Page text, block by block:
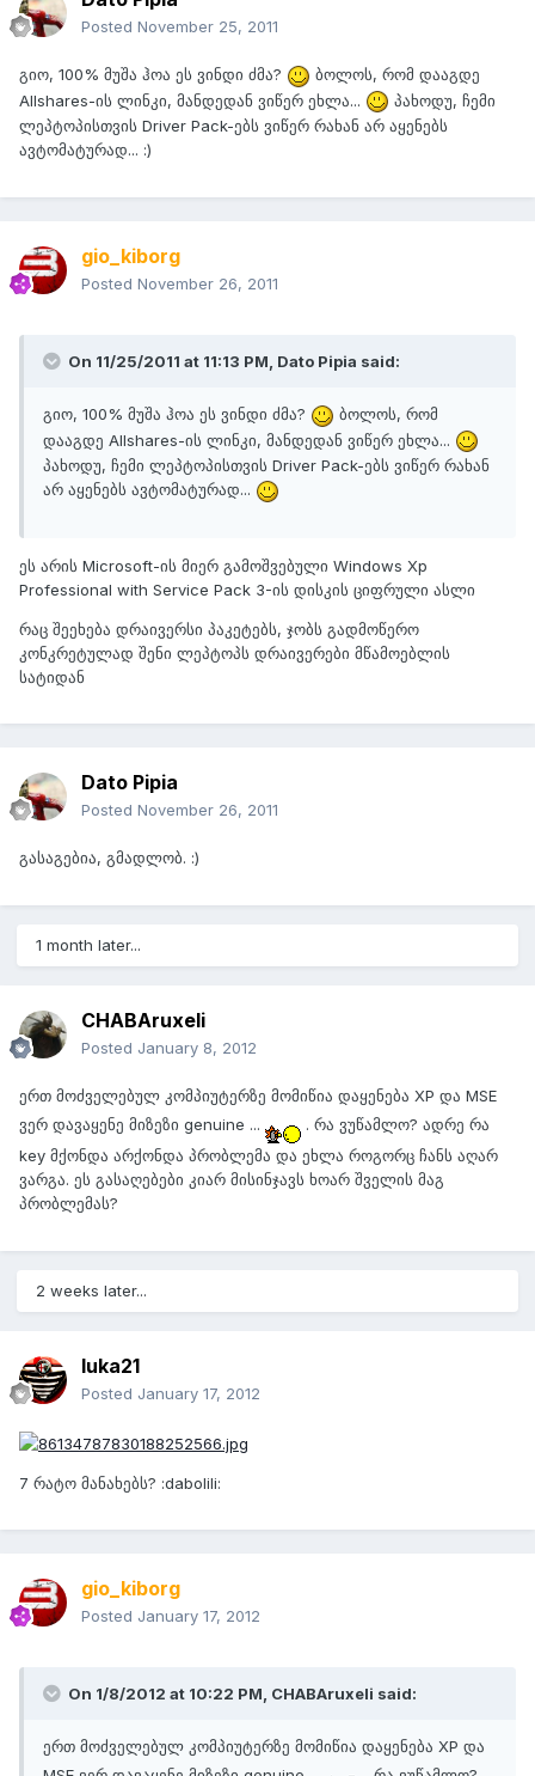
Posted November 25, 2011
გიო, 100% მუშა ჰოა ეს ვინდი ძმა?
ბოლოს, რომ დააგდე
Allshares-ის ლინკი, მანდედან ვიწერ ეხლა...
პახოდუ, ჩემი
ლეპტოპისთვის Driver Pack-ებს ვიწერ რახან არ აყენებს
ავტომატურად... :)
gio_kiborg
Posted November 26, 2011
On 11/25/2011 at 11:13 PM, Dato Pipia said:
გიო, 100% მუშა ჰოა ეს ვინდი ძმა?
ბოლოს, რომ
დააგდე Allshares-ის ლინკი, მანდედან ვიწერ ეხლა...
პახოდუ, ჩემი ლეპტოპისთვის Driver Pack-ებს ვიწერ რახან
არ აყენებს ავტომატურად...
ეს არის Microsoft-ის მიერ გამოშვებული Windows Xp
Professional with Service Pack 3-ის დისკის ციფრული ასლი
რაც შეეხება დრაივერსი პაკეტებს, ჯობს გადმოწერო
კონკრეტულად შენი ლეპტოპს დრაივერები მწამოებლის
სატიდან
Dato Pipia
Posted November 26, 2011
გასაგებია, გმადლობ. :)
1 month later...
CHABAruxeli
Posted January 8, 2012
ერთ მოძველებულ კომპიუტერზე მომიწია დაყენება XP და MSE
ვერ დავაყენე მიზეზი genuine ...
. რა ვუწამლო? ადრე რა
key მქონდა არქონდა პრობლემა და ეხლა როგორც ჩანს აღარ
ვარგა. ეს გასაღებები კიარ მისინჯავს ხოარ შველის მაგ
პრობლემას?
2 weeks later...
luka21
Posted January 17, 2012
7 რატო მანახებს? :dabolili:
gio_kiborg
Posted January 17, 2012
On 1/8/2012 at 10:22 PM, CHABAruxeli said:
ერთ მოძველებულ კომპიუტერზე მომიწია დაყენება XP და